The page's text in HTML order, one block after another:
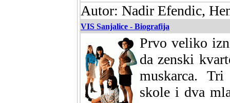
Autor: Nadir Efendic,
VIS Sanjalice - Biografija
Prvo veliko
da zenski
muskarca.
skole i dva